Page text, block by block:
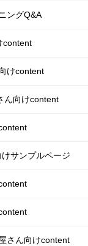
ングQ&A
content
けcontent
ん向けcontent
サンプルページ
さん向けcontent